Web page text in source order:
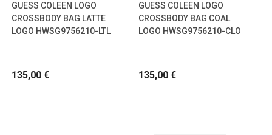
GUESS COLEEN LOGO
CROSSBODY BAG LATTE
LOGO HWSG9756210-LTL
135,00 €
GUESS COLEEN LOGO
CROSSBODY BAG COAL
LOGO HWSG9756210-CLO
135,00 €